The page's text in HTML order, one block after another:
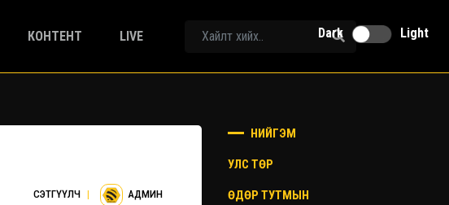
КОНТЕНТ LIVE Dark Light
СЭТГҮҮЛЧ | АДМИН
НИЙГЭМ
УЛС ТӨР
ӨДӨР ТУТМЫН